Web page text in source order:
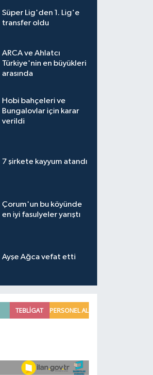
Süper Lig'den 1. Lig'e
transfer oldu
ARCA ve Ahlatcı
Türkiye'nin en büyükleri
arasında
Hobi bahçeleri ve
Bungalovlar için karar
verildi
7 şirkete kayyum atandı
Çorum'un bu köyünde
en iyi fasulyeler yarıştı
Ayşe Ağca vefat etti